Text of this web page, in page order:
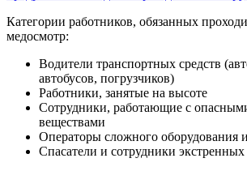
Категории работников, обязанных
медосмотр:
Водители транспортных средств
автобусов, погрузчиков)
Работники, занятые на высоте
Сотрудники, работающие с
веществами
Операторы сложного оборудования
Спасатели и сотрудники